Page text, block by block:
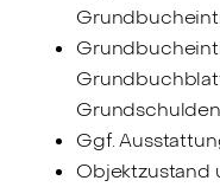
Ggf.
Objektzustand